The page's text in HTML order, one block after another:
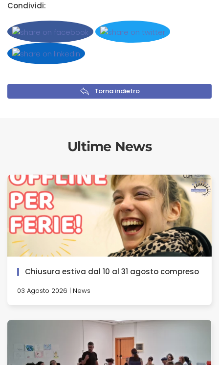
Condividi:
Torna indietro
Ultime News
Chiusura estiva dal 10 al 31 agosto compreso
03 Agosto 2026 | News